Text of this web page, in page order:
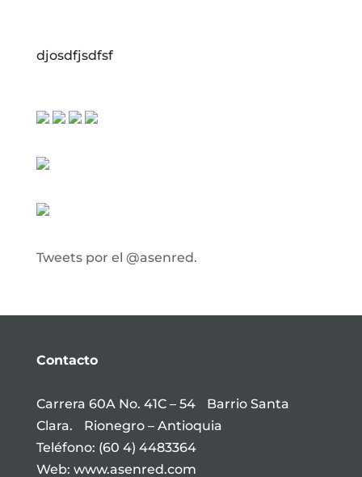
djosdfjsdfsf
Tweets por el @asenred.
Contacto
Carrera 60A No. 41C – 54 Barrio Santa
Clara. Rionegro – Antioquia
Teléfono: (60 4) 4483364
Web: www.asenred.com